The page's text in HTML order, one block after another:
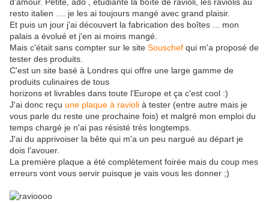
resto italien .... je les ai toujours mangé avec grand plaisir.
Et puis un jour j'ai découvert la fabrication des boîtes ... mon
palais a évolué et j'en ai moins mangé.
Mais c'était sans compter sur le site Souschef qui m'a proposé de
tester des produits.
C'est un site basé à Londres qui offre une large gamme de
produits culinaires de tous
horizons et livrables dans toute l'Europe et ça c'est cool :)
J'ai donc reçu une plaque à ravioli à tester (entre autre mais je
vous parle du reste une prochaine fois) et malgré mon emploi du
temps chargé je n'ai pas résisté très longtemps.
J'ai du apprivoiser la bête qui m'a un peu nargué au départ je
dois l'avouer.
La première plaque a été complètement foirée mais du coup mes
erreurs vont vous servir puisque je vais vous les donner ;)